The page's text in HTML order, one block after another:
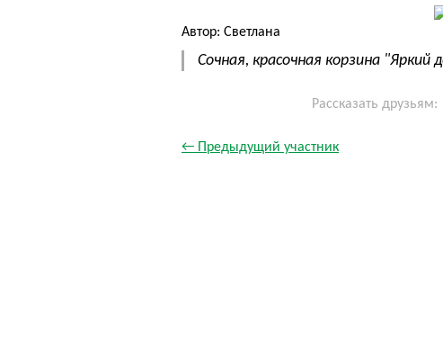
Автор: Светлана
Сочная, красочная корзина "Яркий
Рассказать друзьям:
← Предыдущий участник